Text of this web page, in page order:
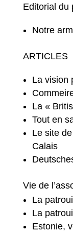
Editorial du
Notre
ARTICLES
La vision
La «
Tout en
Le site
Calais
Vie de
La
La
Estonie,